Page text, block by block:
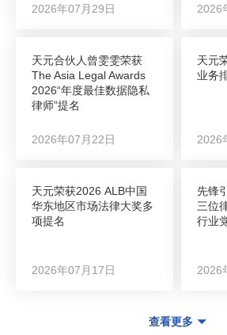
2026年07月29日 2026
天元合伙人曾雯雯荣获
The Asia Legal Awards
2026“年度最佳数据隐私
律师”提名
2026年07月22日
天元
业务
2026
天元荣获2026 ALB中国
华东地区市场法律大奖多
项提名
2026年07月17日
先锋
三位
行业
2026
查看更多